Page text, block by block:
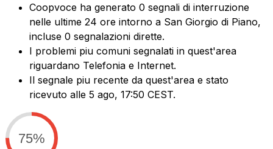
Coopvoce ha generato 0 segnali di interruzione
nelle ultime 24 ore intorno a San Giorgio di Piano,
incluse 0 segnalazioni dirette.
I problemi piu comuni segnalati in quest'area
riguardano Telefonia e Internet.
Il segnale piu recente da quest'area e stato
ricevuto alle 5 ago, 17:50 CEST.
75%